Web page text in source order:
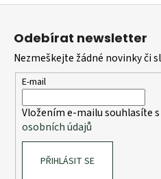
Z
Odebírat newsletter
Nezmeškejte žádné novinky či
E-mail
Vložením e-mailu souhlasíte s
osobních údajů
PŘIHLÁSIT SE